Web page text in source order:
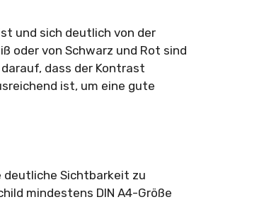
und sich deutlich von der
oder von Schwarz und Rot sind
dass der Kontrast
ist, um eine gute
deutliche Sichtbarkeit zu
mindestens DIN A4-Größe